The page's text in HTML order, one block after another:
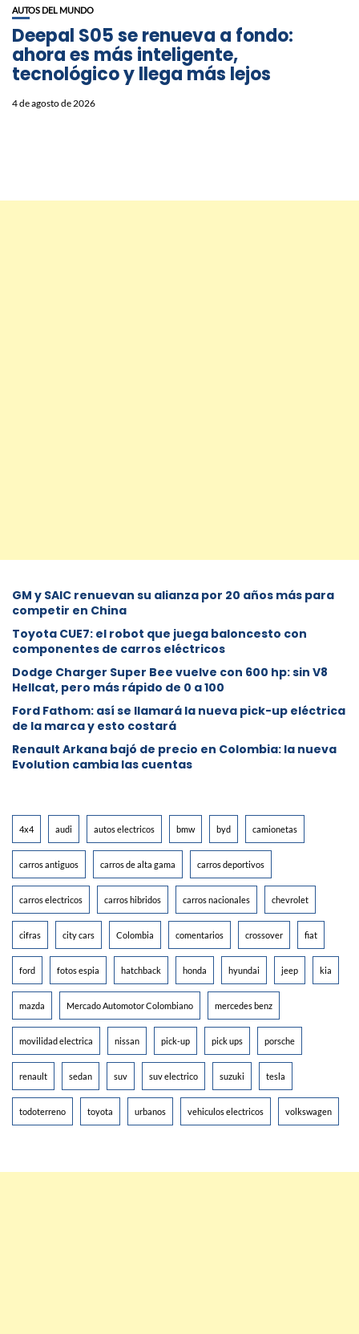
AUTOS DEL MUNDO
Deepal S05 se renueva a fondo:
ahora es más inteligente,
tecnológico y llega más lejos
4 de agosto de 2026
GM y SAIC renuevan su alianza por 20 años más para
competir en China
Toyota CUE7: el robot que juega baloncesto con
componentes de carros eléctricos
Dodge Charger Super Bee vuelve con 600 hp: sin V8
Hellcat, pero más rápido de 0 a 100
Ford Fathom: así se llamará la nueva pick-up eléctrica
de la marca y esto costará
Renault Arkana bajó de precio en Colombia: la nueva
Evolution cambia las cuentas
4x4 audi autos electricos bmw byd camionetas
carros antiguos carros de alta gama carros deportivos
carros electricos carros hibridos carros nacionales chevrolet
cifras city cars Colombia comentarios crossover fiat
ford fotos espia hatchback honda hyundai jeep kia
mazda Mercado Automotor Colombiano mercedes benz
movilidad electrica nissan pick-up pick ups porsche
renault sedan suv suv electrico suzuki tesla
todoterreno toyota urbanos vehiculos electricos volkswagen